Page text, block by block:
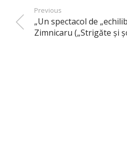
Previous
„Un spectacol de
Zimnicaru („Strigăte şi